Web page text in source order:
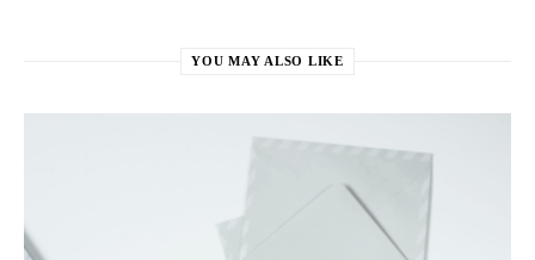
YOU MAY ALSO LIKE